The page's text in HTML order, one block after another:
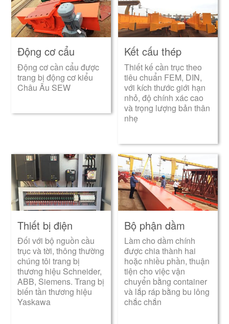
Động cơ cẩu
Động cơ cần cẩu được
trang bị động cơ kiểu
Châu Âu SEW
Kết cấu thép
Thiết kế cần trục theo
tiêu chuẩn FEM, DIN,
với kích thước giới hạn
nhỏ, độ chính xác cao
và trọng lượng bản thân
nhẹ
Thiết bị điện
Đối với bộ nguồn cầu
trục và tời, thông thường
chúng tôi trang bị
thương hiệu Schneider,
ABB, Siemens. Trang bị
biến tần thương hiệu
Yaskawa
Bộ phận dầm
Làm cho dầm chính
được chia thành hai
hoặc nhiều phần, thuận
tiện cho việc vận
chuyển bằng container
và lắp ráp bằng bu lông
chắc chắn